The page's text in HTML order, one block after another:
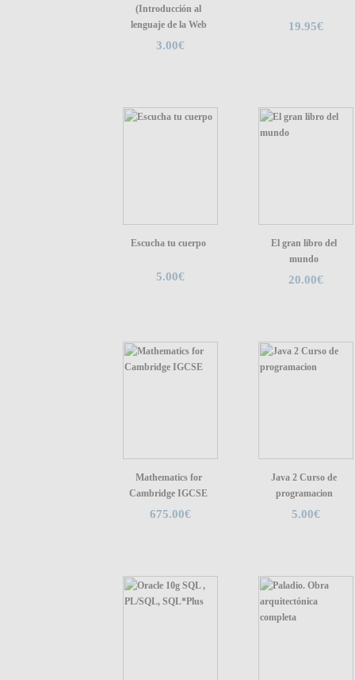
(Introducción al
lenguaje de la Web
3.00€
19.95€
Escucha tu cuerpo
5.00€
El gran libro del
mundo
20.00€
Mathematics for
Cambridge IGCSE
675.00€
Java 2 Curso de
programacion
5.00€